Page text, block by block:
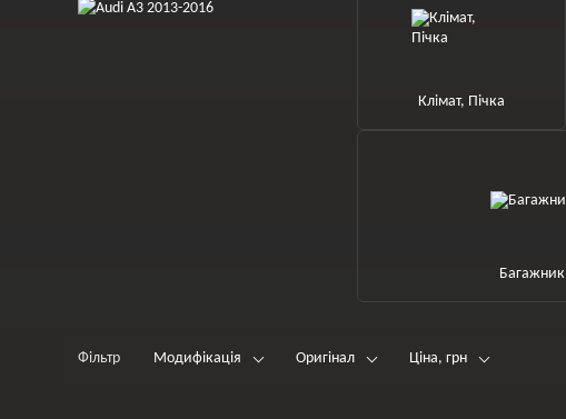
Клімат, Пічка
Багажник
Фільтр Модифікація Оригінал Ціна, грн